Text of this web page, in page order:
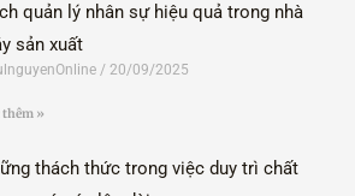
quản lý nhân sự hiệu quả trong nhà
sản xuất
20/09/2025
»
thách thức trong việc duy trì chất